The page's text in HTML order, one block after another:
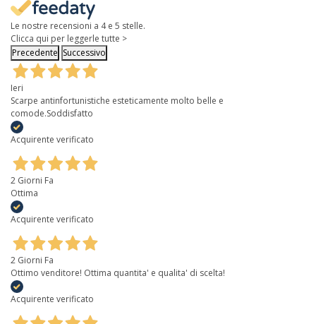
Le nostre recensioni a 4 e 5 stelle.
Clicca qui per leggerle tutte >
Precedente Successivo
Ieri
Scarpe antinfortunistiche esteticamente molto belle e
comode.Soddisfatto
Acquirente verificato
2 Giorni Fa
Ottima
Acquirente verificato
2 Giorni Fa
Ottimo venditore! Ottima quantita' e qualita' di scelta!
Acquirente verificato